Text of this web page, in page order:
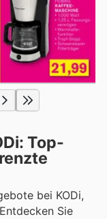
Top-
bei KODi,
Sie